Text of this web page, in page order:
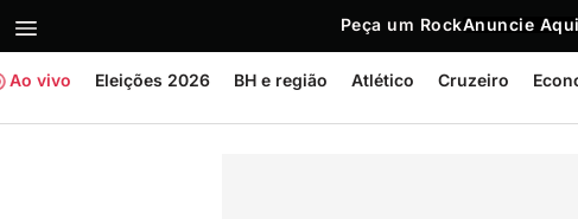
Peça um RockAnuncie Aqui
Ao vivo Eleições 2026 BH e região Atlético Cruzeiro